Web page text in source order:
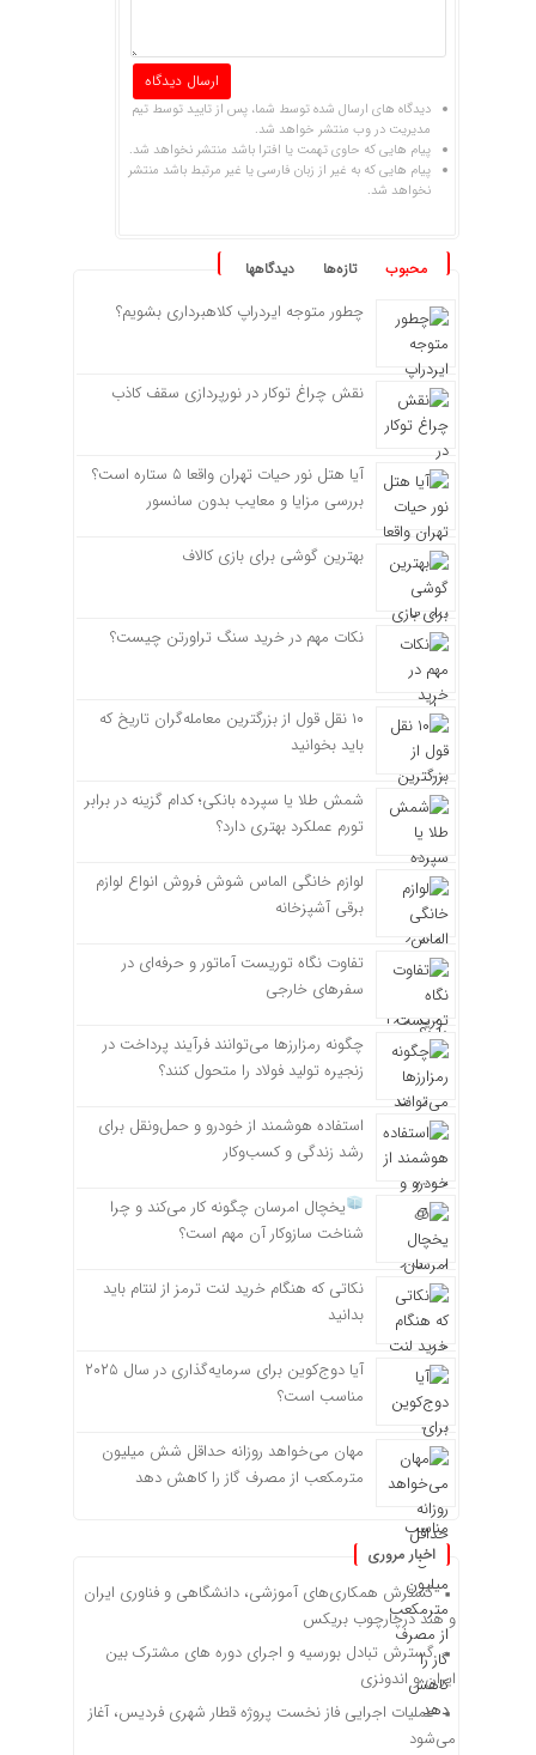
دیدگاه های ارسال شده توسط شما، پس از تایید توسط تیم
مدیریت در وب منتشر خواهد شد.
پیام هایی که حاوی تهمت یا افترا باشد منتشر نخواهد شد.
پیام هایی که به غیر از زبان فارسی یا غیر مرتبط باشد منتشر
نخواهد شد.
محبوب تازه‌ها دیدگاهها
چطور متوجه ایردراپ کلاهبرداری بشویم؟
نقش چراغ توکار در نورپردازی سقف کاذب
آیا هتل نور حیات تهران واقعا ۵ ستاره است؟
بررسی مزایا و معایب بدون سانسور
بهترین گوشی برای بازی کالاف
نکات مهم در خرید سنگ تراورتن چیست؟
۱۰ نقل قول از بزرگترین معامله‌گران تاریخ که
باید بخوانید
شمش طلا یا سپرده بانکی؛ کدام گزینه در برابر
تورم عملکرد بهتری دارد؟
لوازم خانگی الماس شوش فروش انواع لوازم
برقی آشپزخانه
تفاوت نگاه توریست آماتور و حرفه‌ای در
سفرهای خارجی
چگونه رمزارزها می‌توانند فرآیند پرداخت در
زنجیره تولید فولاد را متحول کنند؟
استفاده هوشمند از خودرو و حمل‌ونقل برای
رشد زندگی و کسب‌وکار
یخچال امرسان چگونه کار می‌کند و چرا
شناخت سازوکار آن مهم است؟
نکاتی که هنگام خرید لنت ترمز از لنتام باید
بدانید
آیا دوج‌کوین برای سرمایه‌گذاری در سال ۲۰۲۵
مناسب است؟
مهان می‌خواهد روزانه حداقل شش میلیون
مترمکعب از مصرف گاز را کاهش دهد
اخبار مروری
گسترش همکاری‌های آموزشی، دانشگاهی و فناوری ایران
و هند درچارچوب بریکس
گسترش تبادل بورسیه و اجرای دوره های مشترک بین
ایران و اندونزی
عملیات اجرایی فاز نخست پروژه قطار شهری فردیس، آغاز
می‌شود